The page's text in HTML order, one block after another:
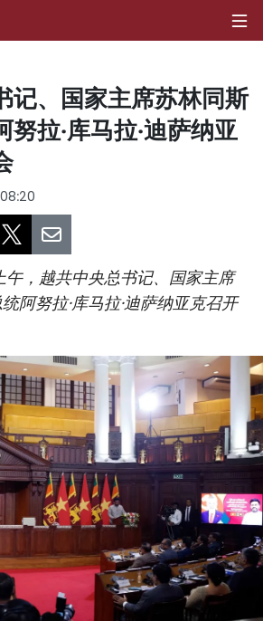
首页
政治
经济
社会
环保
体育
国际
旅游
友谊桥梁
史海
多功能媒体
记、国家主席苏林同斯
拉·库马拉·迪萨纳亚
，越共中央总书记、国家主席
阿努拉·库马拉·迪萨纳亚克召开